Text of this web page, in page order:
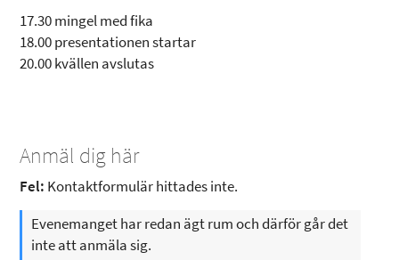
17.30 mingel med fika
18.00 presentationen startar
20.00 kvällen avslutas
Anmäl dig här
Fel: Kontaktformulär hittades inte.
Evenemanget har redan ägt rum och därför går det
inte att anmäla sig.